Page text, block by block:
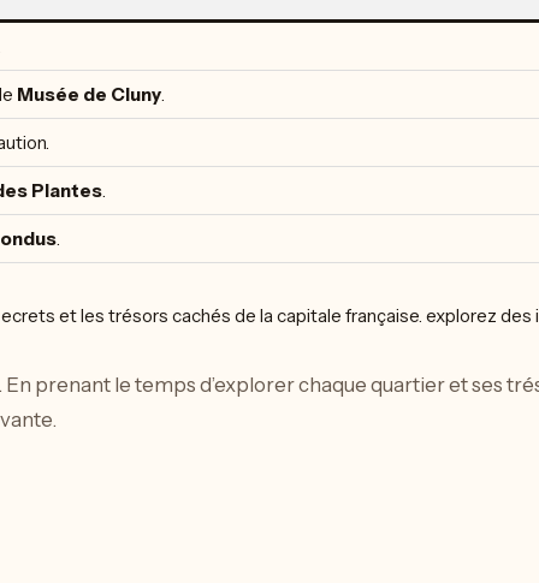
Musée de Cluny.
Plantes.
.
prenant le temps d’explorer chaque quartier et ses